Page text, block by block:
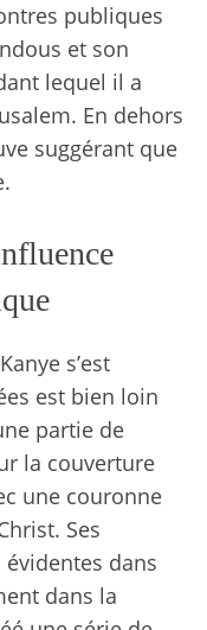
publiques
et son
lequel il a
En dehors
suggérant que
s’est
est bien loin
partie de
la couverture
une couronne
Ses
dans
dans la